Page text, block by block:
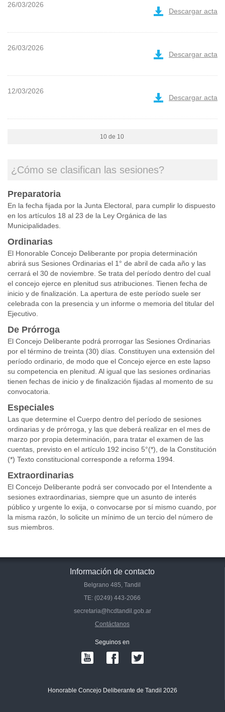
26/03/2026
Descargar acta
26/03/2026
Descargar acta
12/03/2026
Descargar acta
10 de 10
¿Cómo se clasifican las sesiones?
Preparatoria
En la fecha fijada por la Junta Electoral, para cumplir lo dispuesto
en los artículos 18 al 23 de la Ley Orgánica de las
Municipalidades.
Ordinarias
El Honorable Concejo Deliberante por propia determinación
abrirá sus Sesiones Ordinarias el 1° de abril de cada año y las
cerrará el 30 de noviembre. Se trata del período dentro del cual
el concejo ejerce en plenitud sus atribuciones. Tienen fecha de
inicio y de finalización. La apertura de este período suele ser
celebrada con la presencia y un informe o memoria del titular del
Ejecutivo.
De Prórroga
El Concejo Deliberante podrá prorrogar las Sesiones Ordinarias
por el término de treinta (30) días. Constituyen una extensión del
período ordinario, de modo que el Concejo ejerce en este lapso
su competencia en plenitud. Al igual que las sesiones ordinarias
tienen fechas de inicio y de finalización fijadas al momento de su
convocatoria.
Especiales
Las que determine el Cuerpo dentro del período de sesiones
ordinarias y de prórroga, y las que deberá realizar en el mes de
marzo por propia determinación, para tratar el examen de las
cuentas, previsto en el artículo 192 inciso 5°(*), de la Constitución
(*) Texto constitucional corresponde a reforma 1994.
Extraordinarias
El Concejo Deliberante podrá ser convocado por el Intendente a
sesiones extraordinarias, siempre que un asunto de interés
público y urgente lo exija, o convocarse por sí mismo cuando, por
la misma razón, lo solicite un mínimo de un tercio del número de
sus miembros.
Información de contacto
Belgrano 485, Tandil
TE: (0249) 443-2066
secretaria@hcdtandil.gob.ar
Contáctanos
Seguinos en
Honorable Concejo Deliberante de Tandil 2026